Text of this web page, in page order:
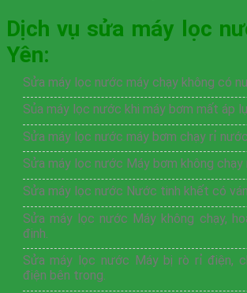
Dịch vụ sửa máy lọc
Yên:
Sửa máy lọc nước máy chạy không có
Sủa máy lọc nước khi máy bơm mất áp
Sửa máy lọc nước máy bơm chạy rỉ
Sửa máy lọc nước Máy bơm không chạy
Sửa máy lọc nước Nước tinh khết có
Sửa máy lọc nước Máy không chạy,
định.
Sửa máy lọc nước Máy bị rò rỉ điện,
điện bên trong.